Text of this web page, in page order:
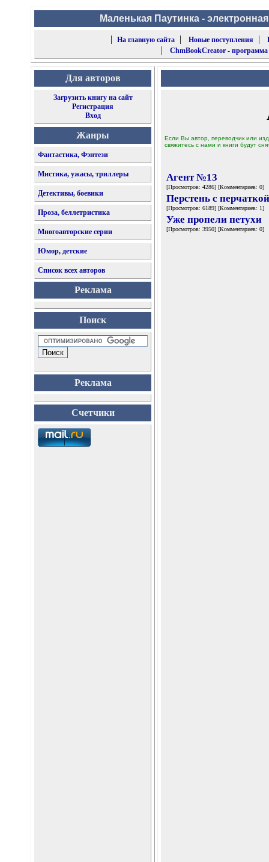
Маленькая Паутинка -
|
На главную сайта| Новые поступления |
| ChmBookCreator -
Для авторов
Загрузить книгу на сайт
Регистрация
Вход
Жанры
Фантастика, Фэнтези
Мистика, ужасы, триллеры
Детективы, боевики
Проза, беллетристика
Многоавторские серии
Юмор, детские
Список всех авторов
Реклама
Поиск
Реклама
Счетчики
Если Вы автор, переводчик или
свяжитесь с нами и книги будут
Агент №13
[Просмотров: 4286] [Комментариев: 0]
Перстень с перчаткой
[Просмотров: 6189] [Комментариев: 1]
Уже пропели петухи
[Просмотров: 3950] [Комментариев: 0]